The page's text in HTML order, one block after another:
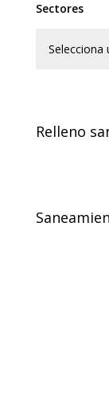
Sectores
Relleno